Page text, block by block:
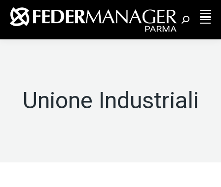
Cerca:
Unione Industriali